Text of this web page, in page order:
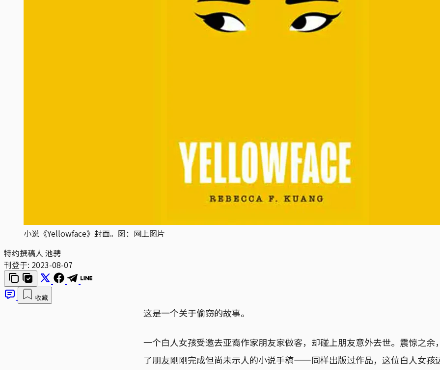
小说《Yellowface》封面。图：网上图片
特约撰稿人 池骋
刊登于: 2023-08-07
收藏
这是一个关于偷窃的故事。
一个白人女孩受邀去亚裔作家朋友家做客，却碰上朋友意外去世。震惊之余
了朋友刚刚完成但尚未示人的小说手稿——同样出版过作品，这位白人女孩